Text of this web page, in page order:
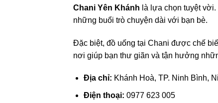
Chani Yên Khánh là lựa chọn tuyệt
những buổi trò chuyện dài với bạn bè.
Đặc biệt, đồ uống tại Chani được chế
nơi giúp bạn thư giãn và tận hưởng
Địa chỉ: Khánh Hoà, TP. Ninh Bình,
Điện thoại: 0977 623 005